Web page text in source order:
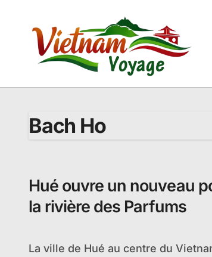
contenu
Bach Ho
Hué ouvre un nouveau
la rivière des Parfums
La ville de Hué au centre du Vietnam a